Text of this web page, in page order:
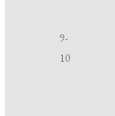
9-
10